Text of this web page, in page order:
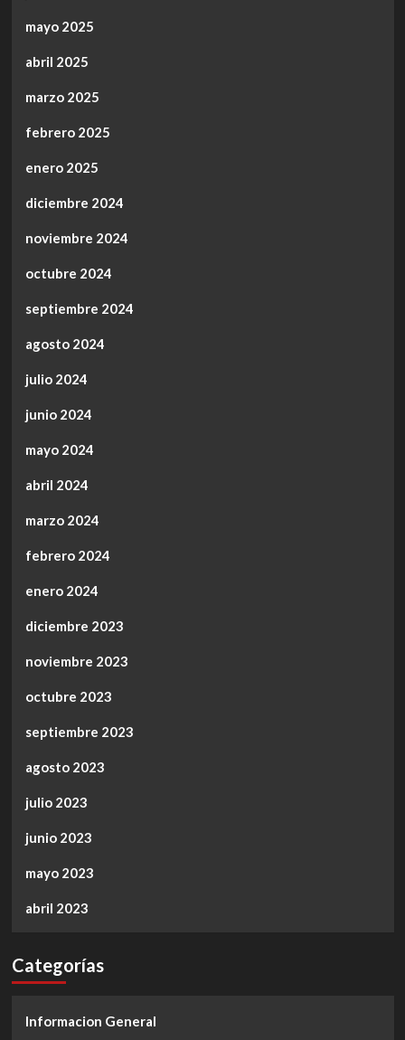
mayo 2025
abril 2025
marzo 2025
febrero 2025
enero 2025
diciembre 2024
noviembre 2024
octubre 2024
septiembre 2024
agosto 2024
julio 2024
junio 2024
mayo 2024
abril 2024
marzo 2024
febrero 2024
enero 2024
diciembre 2023
noviembre 2023
octubre 2023
septiembre 2023
agosto 2023
julio 2023
junio 2023
mayo 2023
abril 2023
Categorías
Informacion General